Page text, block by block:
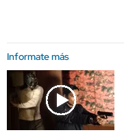
Informate más